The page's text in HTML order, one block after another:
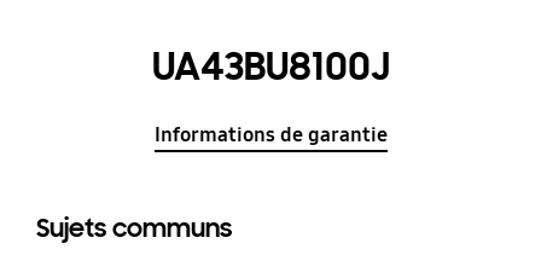
UA43BU8100J
Informations de garantie
Sujets communs